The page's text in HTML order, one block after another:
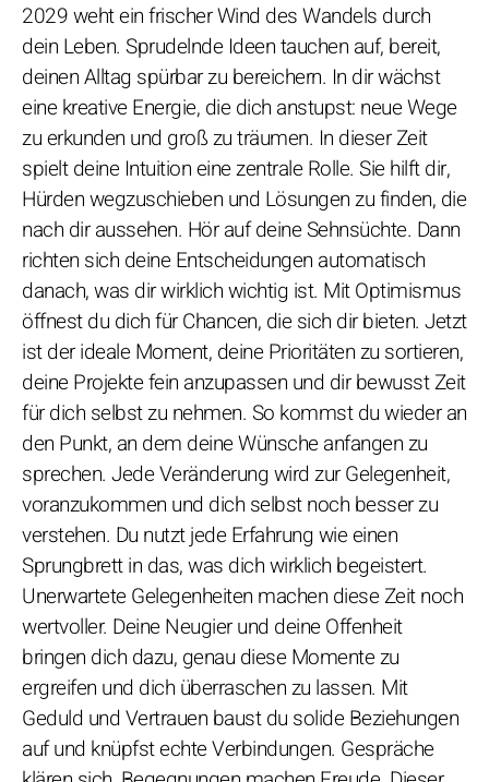
2029 weht ein frischer Wind des Wandels durch
dein Leben. Sprudelnde Ideen tauchen auf, bereit,
deinen Alltag spürbar zu bereichern. In dir wächst
eine kreative Energie, die dich anstupst: neue Wege
zu erkunden und groß zu träumen. In dieser Zeit
spielt deine Intuition eine zentrale Rolle. Sie hilft dir,
Hürden wegzuschieben und Lösungen zu finden, die
nach dir aussehen. Hör auf deine Sehnsüchte. Dann
richten sich deine Entscheidungen automatisch
danach, was dir wirklich wichtig ist. Mit Optimismus
öffnest du dich für Chancen, die sich dir bieten. Jetzt
ist der ideale Moment, deine Prioritäten zu sortieren,
deine Projekte fein anzupassen und dir bewusst Zeit
für dich selbst zu nehmen. So kommst du wieder an
den Punkt, an dem deine Wünsche anfangen zu
sprechen. Jede Veränderung wird zur Gelegenheit,
voranzukommen und dich selbst noch besser zu
verstehen. Du nutzt jede Erfahrung wie einen
Sprungbrett in das, was dich wirklich begeistert.
Unerwartete Gelegenheiten machen diese Zeit noch
wertvoller. Deine Neugier und deine Offenheit
bringen dich dazu, genau diese Momente zu
ergreifen und dich überraschen zu lassen. Mit
Geduld und Vertrauen baust du solide Beziehungen
auf und knüpfst echte Verbindungen. Gespräche